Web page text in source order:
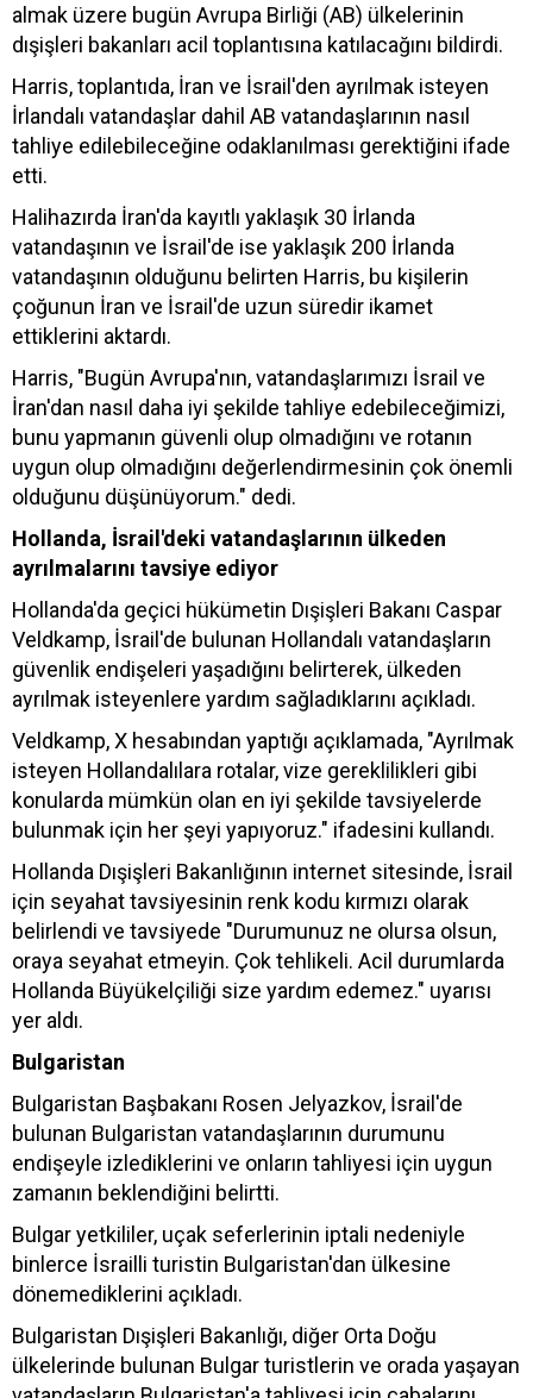
almak üzere bugün Avrupa Birliği (AB) ülkelerinin
dışişleri bakanları acil toplantısına katılacağını bildirdi.
Harris, toplantıda, İran ve İsrail'den ayrılmak isteyen
İrlandalı vatandaşlar dahil AB vatandaşlarının nasıl
tahliye edilebileceğine odaklanılması gerektiğini ifade
etti.
Halihazırda İran'da kayıtlı yaklaşık 30 İrlanda
vatandaşının ve İsrail'de ise yaklaşık 200 İrlanda
vatandaşının olduğunu belirten Harris, bu kişilerin
çoğunun İran ve İsrail'de uzun süredir ikamet
ettiklerini aktardı.
Harris, "Bugün Avrupa'nın, vatandaşlarımızı İsrail ve
İran'dan nasıl daha iyi şekilde tahliye edebileceğimizi,
bunu yapmanın güvenli olup olmadığını ve rotanın
uygun olup olmadığını değerlendirmesinin çok önemli
olduğunu düşünüyorum." dedi.
Hollanda, İsrail'deki vatandaşlarının ülkeden
ayrılmalarını tavsiye ediyor
Hollanda'da geçici hükümetin Dışişleri Bakanı Caspar
Veldkamp, İsrail'de bulunan Hollandalı vatandaşların
güvenlik endişeleri yaşadığını belirterek, ülkeden
ayrılmak isteyenlere yardım sağladıklarını açıkladı.
Veldkamp, X hesabından yaptığı açıklamada, "Ayrılmak
isteyen Hollandalılara rotalar, vize gereklilikleri gibi
konularda mümkün olan en iyi şekilde tavsiyelerde
bulunmak için her şeyi yapıyoruz." ifadesini kullandı.
Hollanda Dışişleri Bakanlığının internet sitesinde, İsrail
için seyahat tavsiyesinin renk kodu kırmızı olarak
belirlendi ve tavsiyede "Durumunuz ne olursa olsun,
oraya seyahat etmeyin. Çok tehlikeli. Acil durumlarda
Hollanda Büyükelçiliği size yardım edemez." uyarısı
yer aldı.
Bulgaristan
Bulgaristan Başbakanı Rosen Jelyazkov, İsrail'de
bulunan Bulgaristan vatandaşlarının durumunu
endişeyle izlediklerini ve onların tahliyesi için uygun
zamanın beklendiğini belirtti.
Bulgar yetkililer, uçak seferlerinin iptali nedeniyle
binlerce İsrailli turistin Bulgaristan'dan ülkesine
dönemediklerini açıkladı.
Bulgaristan Dışişleri Bakanlığı, diğer Orta Doğu
ülkelerinde bulunan Bulgar turistlerin ve orada yaşayan